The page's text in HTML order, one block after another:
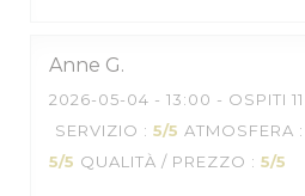
Anne G
2026-05-04 - 13:00 - OSPITI 11
SERVIZIO : 5/5 ATMOSFERA :
5/5 QUALITÀ / PREZZO : 5/5